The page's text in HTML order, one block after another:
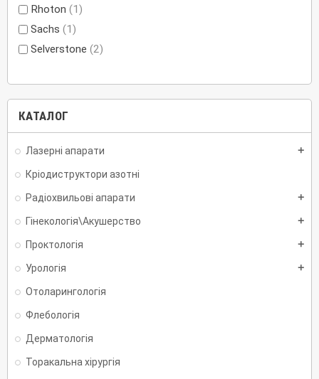
Rhoton (1)
Sachs (1)
Selverstone (2)
КАТАЛОГ
Лазерні апарати add
Кріодиструктори азотні
Радіохвильові апарати add
Гінекологія\Акушерство add
Проктологія add
Урологія add
Отоларингологія
Флебологія
Дерматологія
Торакальна хірургія